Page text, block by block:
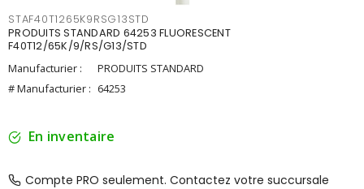
STAF40T1265K9RSG13STD
PRODUITS STANDARD 64253 FLUORESCENT
F40T12/65K/9/RS/G13/STD
Manufacturier :
PRODUITS STANDARD
# Manufacturier : 64253
En inventaire
Compte PRO seulement. Contactez votre succursale